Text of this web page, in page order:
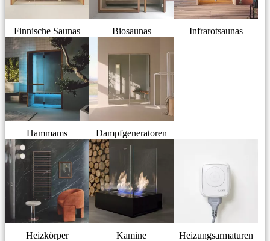
Finnische Saunas Biosaunas Infrarotsaunas
Hammams Dampfgeneratoren
Heizkörper Kamine Heizungsarmaturen